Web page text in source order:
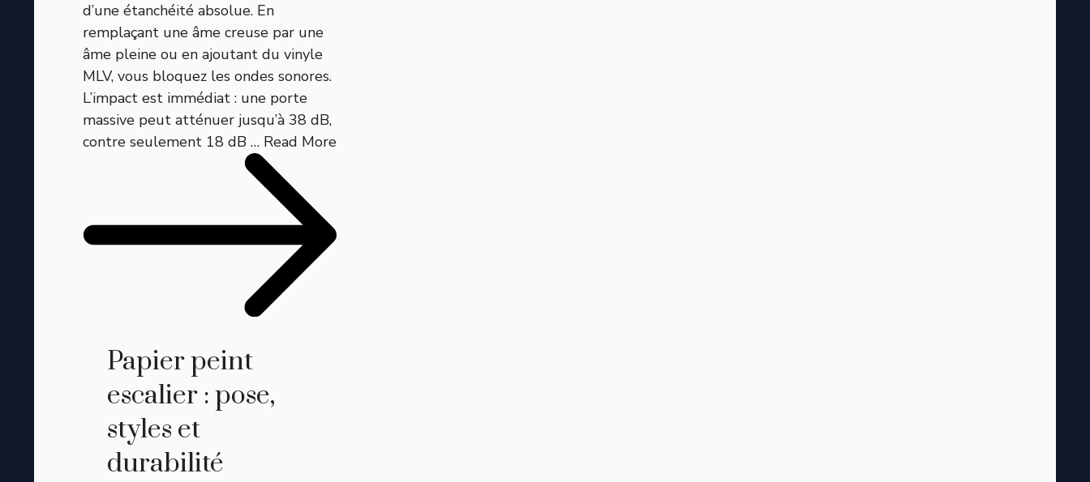
d’une étanchéité absolue. En
remplaçant une âme creuse par une
âme pleine ou en ajoutant du vinyle
MLV, vous bloquez les ondes sonores.
L’impact est immédiat : une porte
massive peut atténuer jusqu’à 38 dB,
contre seulement 18 dB … Read More
Papier peint
escalier : pose,
styles et
durabilité